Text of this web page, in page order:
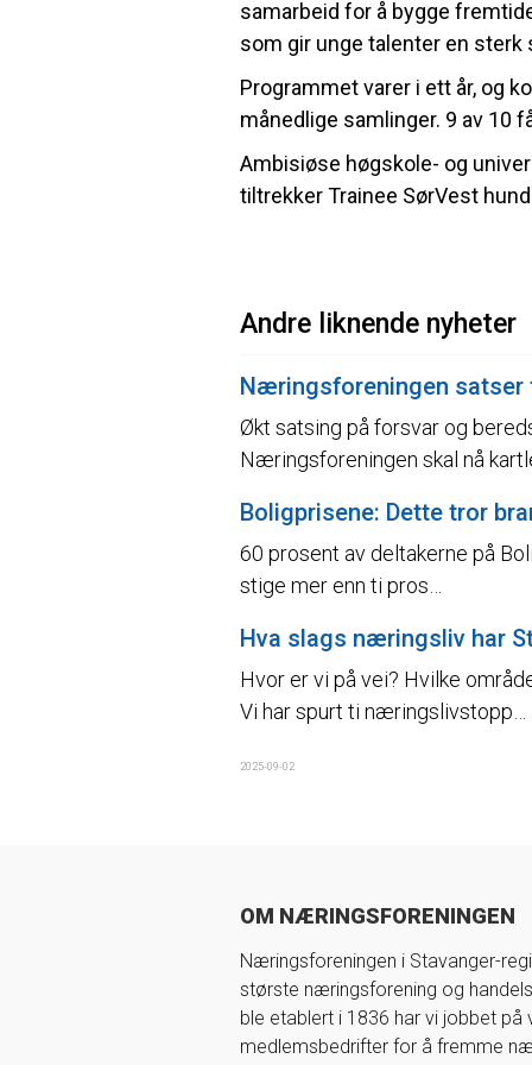
samarbeid for å bygge
som gir unge talenter en
Programmet varer i ett år, og
månedlige samlinger. 9 av 10
Ambisiøse høgskole- og
tiltrekker Trainee SørVest
Andre liknende nyheter
Næringsforeningen
Økt satsing på forsvar og
Næringsforeningen skal nå
Boligprisene: Dette tror
60 prosent av deltakerne på
stige mer enn ti pros…
Hva slags næringsliv har
Hvor er vi på vei? Hvilke
Vi har spurt ti næringslivstopp…
2025-09-02
OM NÆRINGSFORENINGEN
Næringsforeningen i Stavanger-
største næringsforening og
ble etablert i 1836 har vi jobbet på
medlemsbedrifter for å fremme